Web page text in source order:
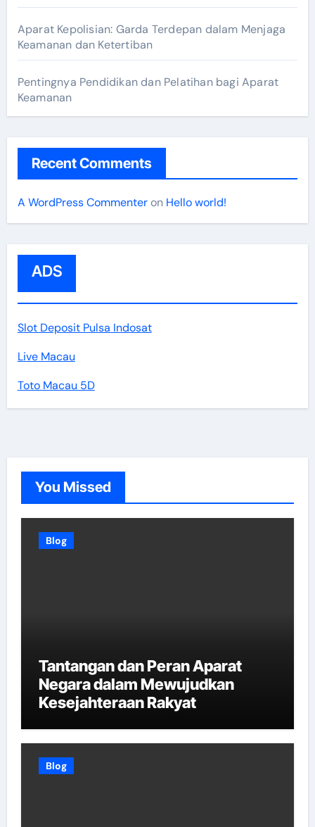
Aparat Kepolisian: Garda Terdepan dalam Menjaga
Keamanan dan Ketertiban
Pentingnya Pendidikan dan Pelatihan bagi Aparat
Keamanan
Recent Comments
A WordPress Commenteron Hello world!
ADS
Slot Deposit Pulsa Indosat
Live Macau
Toto Macau 5D
You Missed
Blog
Tantangan dan Peran Aparat
Negara dalam Mewujudkan
Kesejahteraan Rakyat
Blog